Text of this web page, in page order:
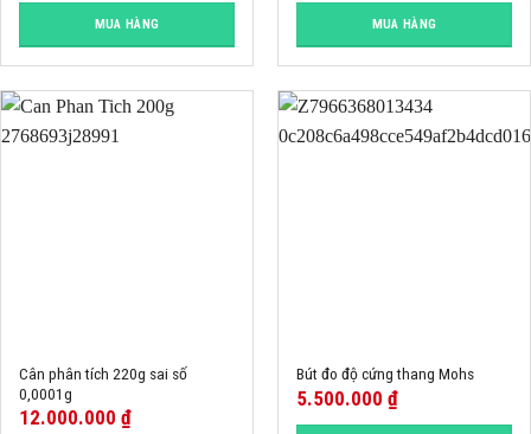
MUA HÀNG MUA HÀNG
Cân phân tích 220g sai số
0,0001g
12.000.000 ₫
Bút đo độ cứng thang Mohs
5.500.000 ₫